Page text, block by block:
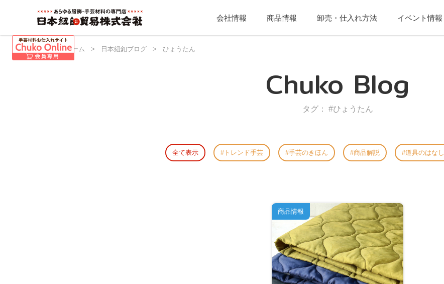
会社情報 商品情報 卸売・仕入れ方法 イベント情報
日本紐釦 ホーム > 日本紐釦ブログ > ひょうたん
Chuko Blog
タグ： #ひょうたん
全て表示 トレンド手芸 手芸のきほん 商品解説 道具のはなし
商品情報